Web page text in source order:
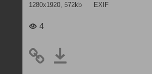
1280x1920, 572kb
EXIF
4